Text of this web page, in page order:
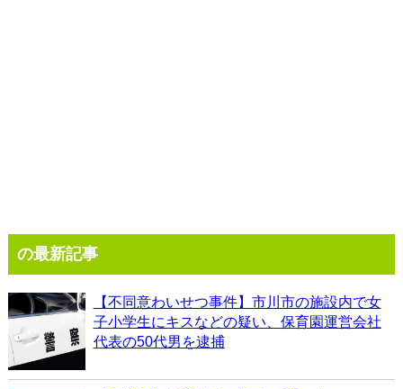
の最新記事
【不同意わいせつ事件】市川市の施設内で女
子小学生にキスなどの疑い、保育園運営会社
代表の50代男を逮捕